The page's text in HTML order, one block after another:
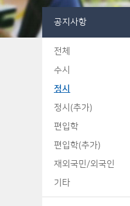
공지사항
전체
수시
정시
정시(추가)
편입학
편입학(추가)
재외국민/외국인
기타